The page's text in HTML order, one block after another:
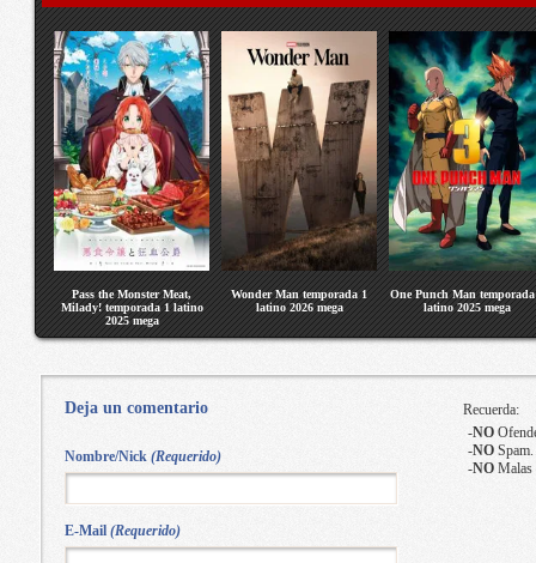
Pass the Monster Meat,
Milady! temporada 1 latino
2025 mega
Wonder Man temporada 1
latino 2026 mega
One Punch Man temporada
latino 2025 mega
Deja un comentario
Recuerda:
-NO
-NOSpam.
-NOMalas
Nombre/Nick (Requerido)
E-Mail (Requerido)